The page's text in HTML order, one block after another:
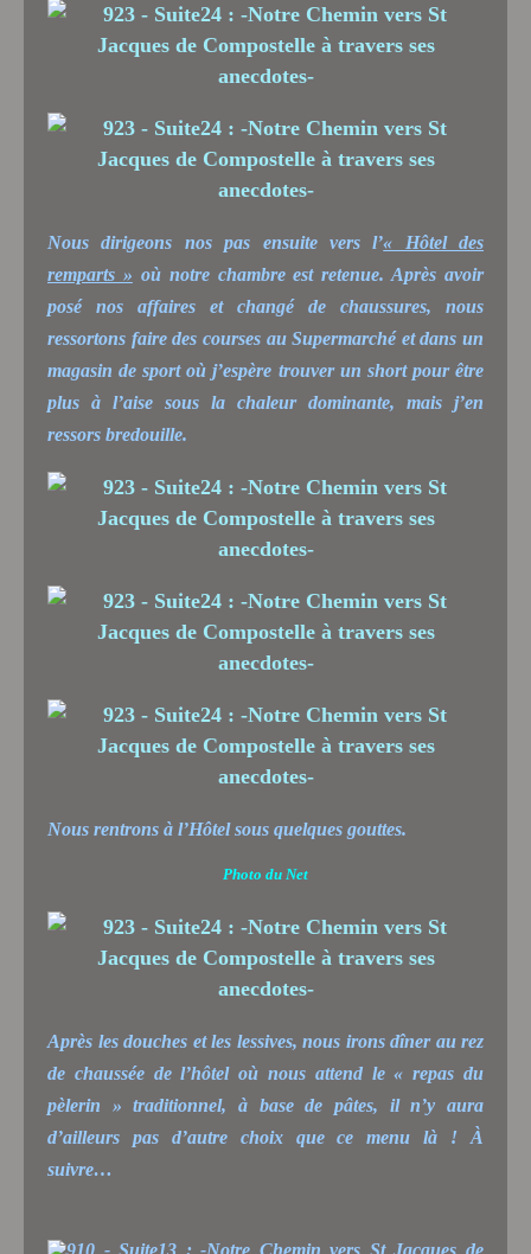
Nous dirigeons nos pas ensuite vers l’« Hôtel des
remparts » où notre chambre est retenue. Après avoir
posé nos affaires et changé de chaussures, nous
ressortons faire des courses au Supermarché et dans un
magasin de sport où j’espère trouver un short pour être
plus à l’aise sous la chaleur dominante, mais j’en
ressors bredouille.
Nous rentrons à l’Hôtel sous quelques gouttes.
Photo du Net
Après les douches et les lessives, nous irons dîner au rez
de chaussée de l’hôtel où nous attend le « repas du
pèlerin » traditionnel, à base de pâtes, il n’y aura
d’ailleurs pas d’autre choix que ce menu là ! À
suivre…